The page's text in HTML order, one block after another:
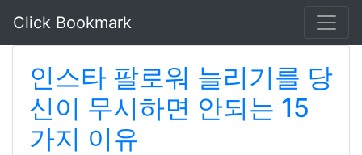
Click Bookmark
인스타 팔로워 늘리기를 당
신이 무시하면 안되는 15
가지 이유